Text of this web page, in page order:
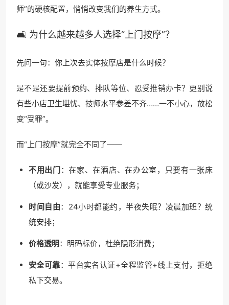
师”的硬核配置，悄悄改变我们的养生方式。
🛋️ 为什么越来越多人选择“上门按摩”？
先问一句：你上次去实体按摩店是什么时候？
是不是还要提前预约、排队等位、忍受推销办卡？更别说
有些小店卫生堪忧、技师水平参差不齐……一不小心，放松
变“受罪”。
而“上门按摩”就完全不同了——
不用出门 ：在家、在酒店、在办公室，只要有一张床
（或沙发），就能享受专业服务；
时间自由：24小时都能约，半夜失眠？凌晨加班？统
统安排；
价格透明：明码标价，杜绝隐形消费；
安全可靠：平台实名认证+全程监管+线上支付，拒绝
私下交易。